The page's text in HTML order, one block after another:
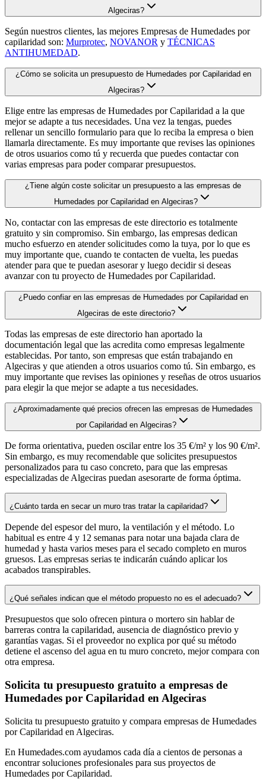
Algeciras?
Según nuestros clientes, las mejores Empresas de Humedades por
capilaridad son: Murprotec, NOVANOR y TÉCNICAS
ANTIHUMEDAD.
¿Cómo se solicita un presupuesto de Humedades por Capilaridad en
Algeciras?
Elige entre las empresas de Humedades por Capilaridad a la que
mejor se adapte a tus necesidades. Una vez la tengas, puedes
rellenar un sencillo formulario para que lo reciba la empresa o bien
llamarla directamente. Es muy importante que revises las opiniones
de otros usuarios como tú y recuerda que puedes contactar con
varias empresas para poder comparar presupuestos.
¿Tiene algún coste solicitar un presupuesto a las empresas de
Humedades por Capilaridad en Algeciras?
No, contactar con las empresas de este directorio es totalmente
gratuito y sin compromiso. Sin embargo, las empresas dedican
mucho esfuerzo en atender solicitudes como la tuya, por lo que es
muy importante que, cuando te contacten de vuelta, les puedas
atender para que te puedan asesorar y luego decidir si deseas
avanzar con tu proyecto de Humedades por Capilaridad.
¿Puedo confiar en las empresas de Humedades por Capilaridad en
Algeciras de este directorio?
Todas las empresas de este directorio han aportado la
documentación legal que las acredita como empresas legalmente
establecidas. Por tanto, son empresas que están trabajando en
Algeciras y que atienden a otros usuarios como tú. Sin embargo, es
muy importante que revises las opiniones y reseñas de otros usuarios
para elegir la que mejor se adapte a tus necesidades.
¿Aproximadamente qué precios ofrecen las empresas de Humedades
por Capilaridad en Algeciras?
De forma orientativa, pueden oscilar entre los 35 €/m² y los 90 €/m².
Sin embargo, es muy recomendable que solicites presupuestos
personalizados para tu caso concreto, para que las empresas
especializadas de Algeciras puedan asesorarte de forma óptima.
¿Cuánto tarda en secar un muro tras tratar la capilaridad?
Depende del espesor del muro, la ventilación y el método. Lo
habitual es entre 4 y 12 semanas para notar una bajada clara de
humedad y hasta varios meses para el secado completo en muros
gruesos. Las empresas serias te indicarán cuándo aplicar los
acabados transpirables.
¿Qué señales indican que el método propuesto no es el adecuado?
Presupuestos que solo ofrecen pintura o mortero sin hablar de
barreras contra la capilaridad, ausencia de diagnóstico previo y
garantías vagas. Si el proveedor no explica por qué su método
detiene el ascenso del agua en tu muro concreto, mejor compara con
otra empresa.
Solicita tu presupuesto gratuito a empresas de
Humedades por Capilaridad en Algeciras
Solicita tu presupuesto gratuito y compara empresas de Humedades
por Capilaridad en Algeciras.
En Humedades.com ayudamos cada día a cientos de personas a
encontrar soluciones profesionales para sus proyectos de
Humedades por Capilaridad.